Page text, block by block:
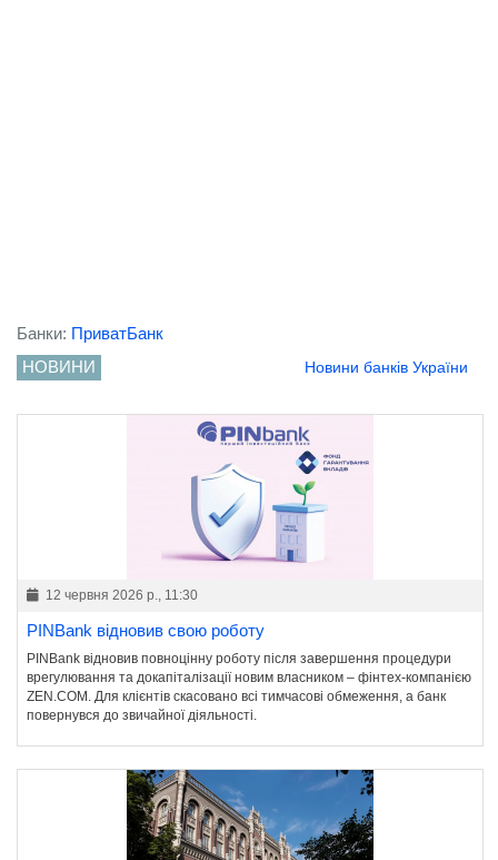
Банки: ПриватБанк
НОВИНИ
Новини банків України
12 червня 2026 р., 11:30
PINBank відновив свою роботу
PINBank відновив повноцінну роботу після завершення процедури
врегулювання та докапіталізації новим власником – фінтех-компанією
ZEN.COM. Для клієнтів скасовано всі тимчасові обмеження, а банк
повернувся до звичайної діяльності.